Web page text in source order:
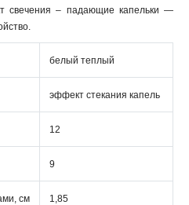
свечения – падающие капельки —
белый теплый
эффект стекания капель
12
9
см 1,85